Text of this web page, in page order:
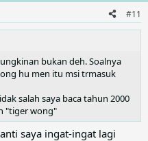
#11
bukan deh. Soalnya
hu men itu msi trmasuk
salah saya baca tahun 2000
"tiger wong"
saya ingat-ingat lagi